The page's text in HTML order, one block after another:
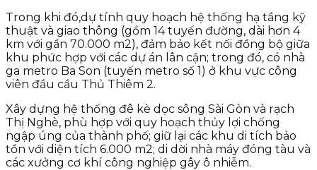
Trong khi đó,dự tính quy hoạch hệ thống hạ tầng kỹ
thuật và giao thông (gồm 14 tuyến đường, dài hơn 4
km với gần 70.000 m2), đảm bảo kết nối đồng bộ giữa
khu phức hợp với các dự án lân cận; trong đó, có nhà
ga metro Ba Son (tuyến metro số 1) ở khu vực công
viên đầu cầu Thủ Thiêm 2.
Xây dựng hệ thống đê kè dọc sông Sài Gòn và rạch
Thị Nghè, phù hợp với quy hoạch thủy lợi chống
ngập úng của thành phố; giữ lại các khu di tích bảo
tồn với diện tích 6.000 m2; di dời nhà máy đóng tàu và
các xưởng cơ khí công nghiệp gây ô nhiễm.